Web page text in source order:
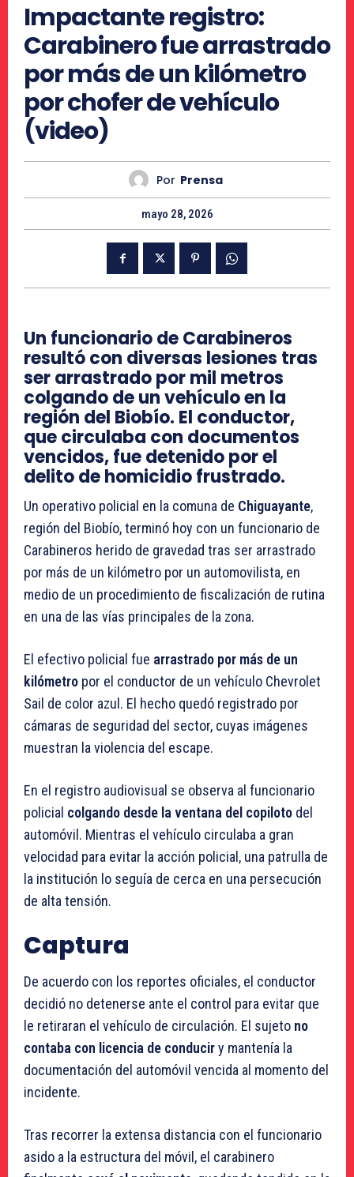
Impactante registro:
Carabinero fue arrastrado
por más de un kilómetro
por chofer de vehículo
(video)
Por Prensa
mayo 28, 2026
Un funcionario de Carabineros
resultó con diversas lesiones tras
ser arrastrado por mil metros
colgando de un vehículo en la
región del Biobío. El conductor,
que circulaba con documentos
vencidos, fue detenido por el
delito de homicidio frustrado.
Un operativo policial en la comuna de Chiguayante,
región del Biobío, terminó hoy con un funcionario de
Carabineros herido de gravedad tras ser arrastrado
por más de un kilómetro por un automovilista, en
medio de un procedimiento de fiscalización de rutina
en una de las vías principales de la zona.
El efectivo policial fue arrastrado por más de un
kilómetro por el conductor de un vehículo Chevrolet
Sail de color azul. El hecho quedó registrado por
cámaras de seguridad del sector, cuyas imágenes
muestran la violencia del escape.
En el registro audiovisual se observa al funcionario
policial colgando desde la ventana del copiloto del
automóvil. Mientras el vehículo circulaba a gran
velocidad para evitar la acción policial, una patrulla de
la institución lo seguía de cerca en una persecución
de alta tensión.
Captura
De acuerdo con los reportes oficiales, el conductor
decidió no detenerse ante el control para evitar que
le retiraran el vehículo de circulación. El sujeto no
contaba con licencia de conduciry mantenía la
documentación del automóvil vencida al momento del
incidente.
Tras recorrer la extensa distancia con el funcionario
asido a la estructura del móvil, el carabinero